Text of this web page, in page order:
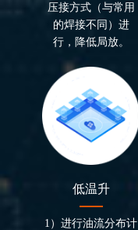
压接方式（与常用
的焊接不同）进
行，降低局放。
低温升
1）进行油流分布计